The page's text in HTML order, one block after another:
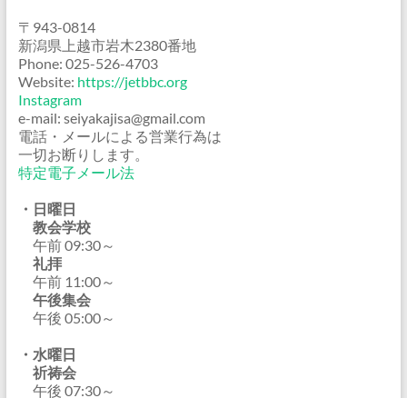
〒943-0814
新潟県上越市岩木2380番地
Phone: 025-526-4703
Website: https://jetbbc.org
Instagram
e-mail: seiyakajisa@gmail.com
電話・メールによる営業行為は
一切お断りします。
特定電子メール法
・日曜日
教会学校
午前 09:30～
礼拝
午前 11:00～
午後集会
午後 05:00～
・水曜日
祈祷会
午後 07:30～